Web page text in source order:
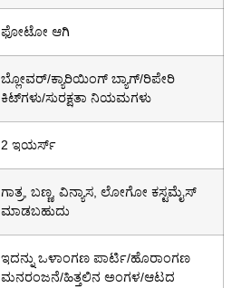
ಫೋಟೋ ಆಗಿ
ಬ್ಲೋವರ್/ಕ್ಯಾರಿಯಿಂಗ್ ಬ್ಯಾಗ್/ರಿಪೇರಿ
ಕಿಟ್‌ಗಳು/ಸುರಕ್ಷತಾ ನಿಯಮಗಳು
2 ಇಯರ್ಸ್
ಗಾತ್ರ, ಬಣ್ಣ, ವಿನ್ಯಾಸ, ಲೋಗೋ ಕಸ್ಟಮೈಸ್
ಮಾಡಬಹುದು
ಇದನ್ನು ಒಳಾಂಗಣ ಪಾರ್ಟಿ/ಹೊರಾಂಗಣ
ಮನರಂಜನೆ/ಹಿತ್ತಲಿನ ಅಂಗಳ/ಆಟದ